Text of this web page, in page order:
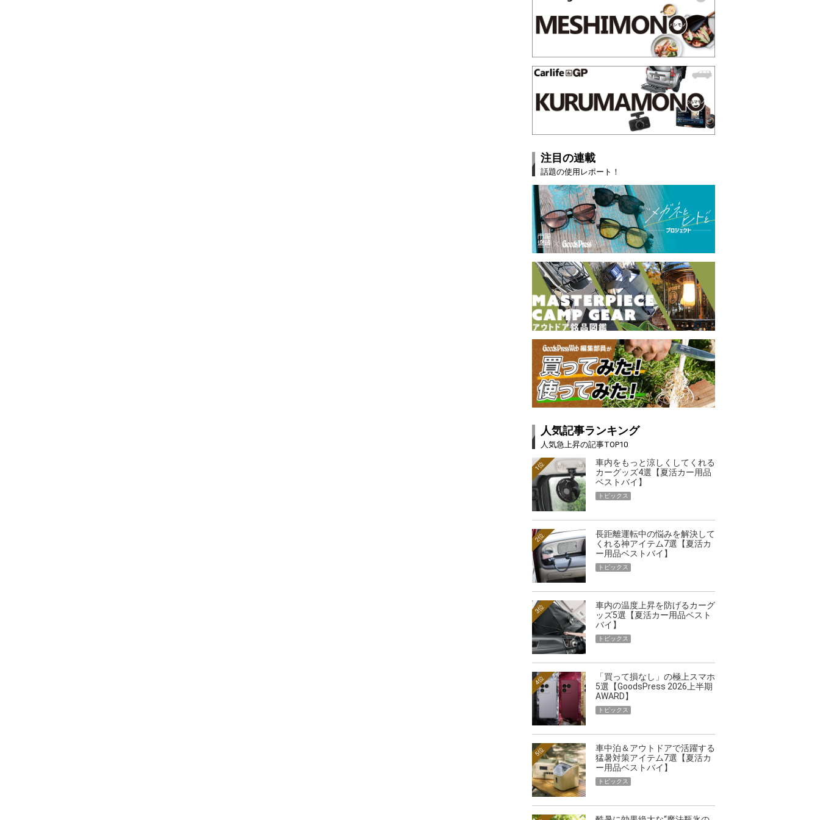
注目の連載
話題の使用レポート！
人気記事ランキング
人気急上昇の記事TOP10
車内をもっと涼しくしてくれる
カーグッズ4選【夏活カー用品
ベストバイ】
1位
トピックス
長距離運転中の悩みを解決して
くれる神アイテム7選【夏活カ
ー用品ベストバイ】
2位
トピックス
車内の温度上昇を防げるカーグ
ッズ5選【夏活カー用品ベスト
バイ】
3位
トピックス
「買って損なし」の極上スマホ
5選【GoodsPress 2026上半期
AWARD】
4位
トピックス
車中泊＆アウトドアで活躍する
猛暑対策アイテム7選【夏活カ
ー用品ベストバイ】
5位
トピックス